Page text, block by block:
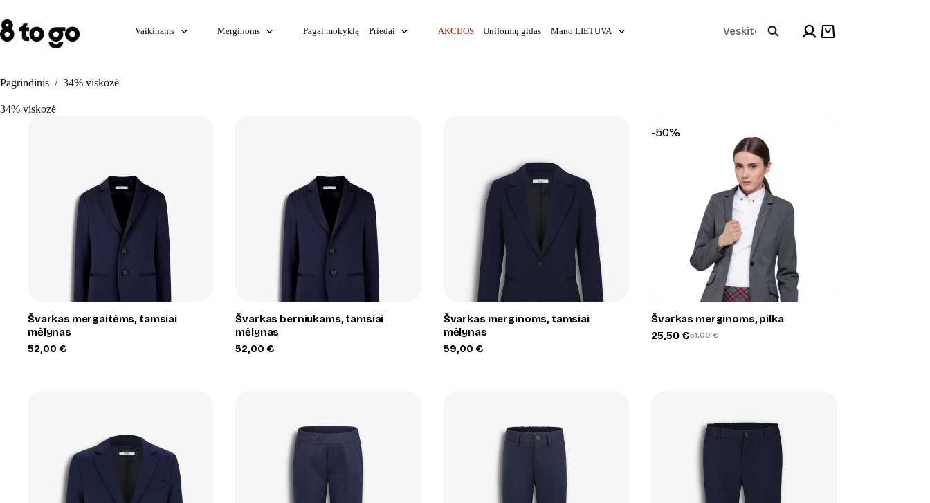
to
content
Vaikinams Merginoms Pagal mokyklą Priedai AKCIJOS Uniformų gidas Mano LIETUVA
Products
Shopping
Pagrindinis / 34% viskozė
34% viskozė
Švarkas mergaitėms, tamsiai
mėlynas
52,00 €
Švarkas berniukams, tamsiai
mėlynas
52,00€
+
Švarkas merginoms, tamsiai
mėlynas
59,00 €
-50%
Švarkas merginoms, pilka
51,00€
Original
25,50€
Current